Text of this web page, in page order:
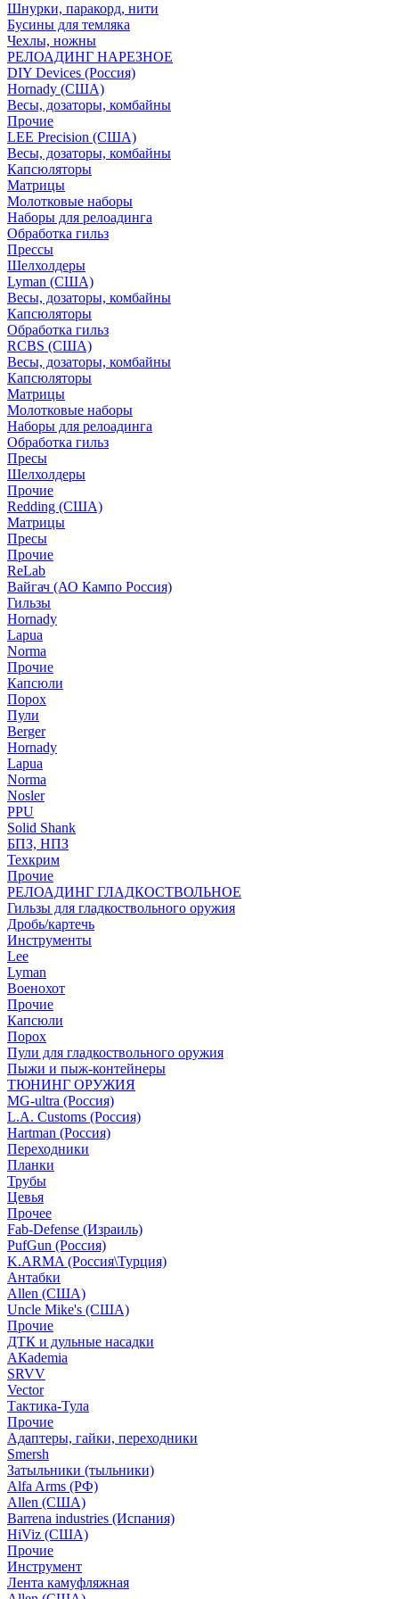
Шнурки, паракорд, нити
Бусины для темляка
Чехлы, ножны
РЕЛОАДИНГ НАРЕЗНОЕ
DIY Devices (Россия)
Hornady (США)
Весы, дозаторы, комбайны
Прочие
LEE Precision (США)
Весы, дозаторы, комбайны
Капсюляторы
Матрицы
Молотковые наборы
Наборы для релоадинга
Обработка гильз
Преcсы
Шелхолдеры
Lyman (США)
Весы, дозаторы, комбайны
Капсюляторы
Обработка гильз
RCBS (США)
Весы, дозаторы, комбайны
Капсюляторы
Матрицы
Молотковые наборы
Наборы для релоадинга
Обработка гильз
Пресы
Шелхолдеры
Прочие
Redding (США)
Матрицы
Пресы
Прочие
ReLab
Вайгач (АО Кампо Россия)
Гильзы
Hornady
Lapua
Norma
Прочие
Капсюли
Порох
Пули
Berger
Hornady
Lapua
Norma
Nosler
PPU
Solid Shank
БПЗ, НПЗ
Техкрим
Прочие
РЕЛОАДИНГ ГЛАДКОСТВОЛЬНОЕ
Гильзы для гладкоствольного оружия
Дробь/картечь
Инструменты
Lee
Lyman
Военохот
Прочие
Капсюли
Порох
Пули для гладкоствольного оружия
Пыжи и пыж-контейнеры
ТЮНИНГ ОРУЖИЯ
MG-ultra (Россия)
L.A. Customs (Россия)
Hartman (Россия)
Переходники
Планки
Трубы
Цевья
Прочее
Fab-Defense (Израиль)
PufGun (Россия)
K.ARMA (Россия\Турция)
Антабки
Allen (США)
Uncle Mike's (США)
Прочие
ДТК и дульные насадки
АКademia
SRVV
Vector
Тактика-Тула
Прочие
Адаптеры, гайки, переходники
Smersh
Затыльники (тыльники)
Alfa Arms (РФ)
Allen (США)
Barrena industries (Испания)
HiViz (США)
Прочие
Инструмент
Лента камуфляжная